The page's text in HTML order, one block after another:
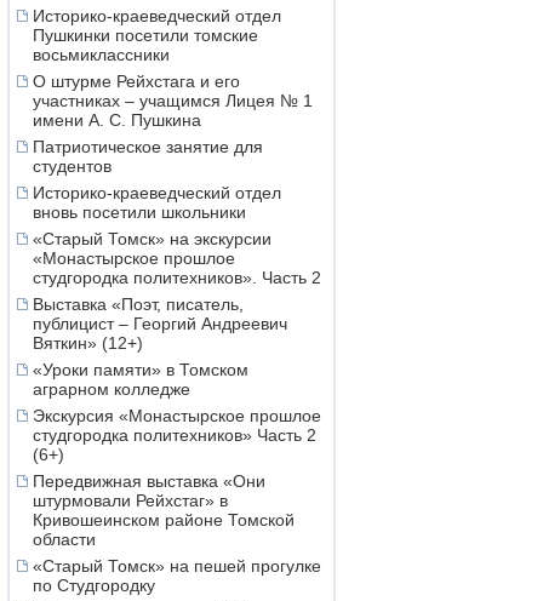
Историко-краеведческий отдел
Пушкинки посетили томские
восьмиклассники
О штурме Рейхстага и его
участниках – учащимся Лицея № 1
имени А. С. Пушкина
Патриотическое занятие для
студентов
Историко-краеведческий отдел
вновь посетили школьники
«Старый Томск» на экскурсии
«Монастырское прошлое
студгородка политехников». Часть 2
Выставка «Поэт, писатель,
публицист – Георгий Андреевич
Вяткин» (12+)
«Уроки памяти» в Томском
аграрном колледже
Экскурсия «Монастырское прошлое
студгородка политехников» Часть 2
(6+)
Передвижная выставка «Они
штурмовали Рейхстаг» в
Кривошеинском районе Томской
области
«Старый Томск» на пешей прогулке
по Студгородку